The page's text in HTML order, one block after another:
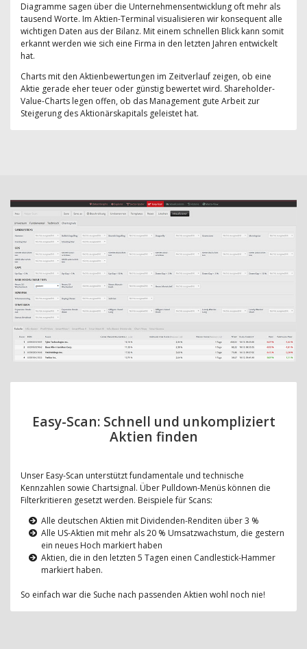
Diagramme sagen über die Unternehmensentwicklung oft mehr als
tausend Worte. Im Aktien-Terminal visualisieren wir konsequent alle
wichtigen Daten aus der Bilanz. Mit einem schnellen Blick kann somit
erkannt werden wie sich eine Firma in den letzten Jahren entwickelt
hat.
Charts mit den Aktienbewertungen im Zeitverlauf zeigen, ob eine
Aktie gerade eher teuer oder günstig bewertet wird. Shareholder-
Value-Charts legen offen, ob das Management gute Arbeit zur
Steigerung des Aktionärskapitals geleistet hat.
Easy-Scan: Schnell und unkompliziert
Aktien finden
Unser Easy-Scan unterstützt fundamentale und technische
Kennzahlen sowie Chartsignal. Über Pulldown-Menüs können die
Filterkritieren gesetzt werden. Beispiele für Scans:
Alle deutschen Aktien mit Dividenden-Renditen über 3 %
Alle US-Aktien mit mehr als 20 % Umsatzwachstum, die gestern
ein neues Hoch markiert haben
Aktien, die in den letzten 5 Tagen einen Candlestick-Hammer
markiert haben.
So einfach war die Suche nach passenden Aktien wohl noch nie!